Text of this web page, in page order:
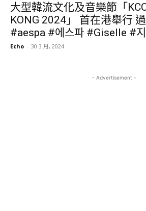
大型韓流文化及音樂節「
KONG 2024」 首在港舉行
#aespa #에스파 #Giselle #지
Echo - 30 3 月, 2024
- Advertisement -